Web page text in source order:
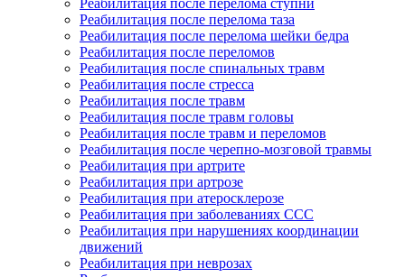
Реабилитация после перелома ступни
Реабилитация после перелома таза
Реабилитация после перелома шейки бедра
Реабилитация после переломов
Реабилитация после спинальных травм
Реабилитация после стресса
Реабилитация после травм
Реабилитация после травм головы
Реабилитация после травм и переломов
Реабилитация после черепно-мозговой травмы
Реабилитация при артрите
Реабилитация при артрозе
Реабилитация при атеросклерозе
Реабилитация при заболеваниях ССС
Реабилитация при нарушениях координации
движений
Реабилитация при неврозах